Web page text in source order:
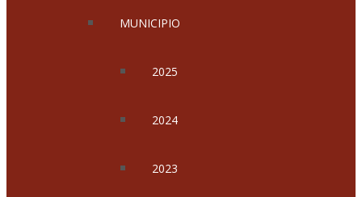
MUNICIPIO
2025
2024
2023